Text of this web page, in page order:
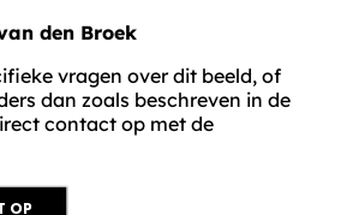
den Broek
vragen over dit beeld, of
dan zoals beschreven in de
contact op met de
OP